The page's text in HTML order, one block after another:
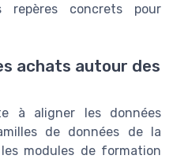
repères concrets pour
achats autour des
à aligner les données
de données de la
modules de formation